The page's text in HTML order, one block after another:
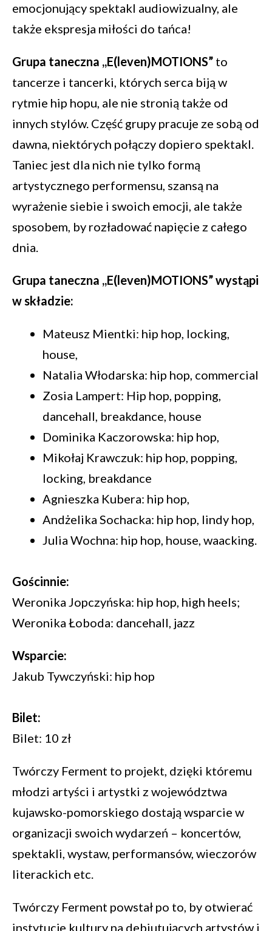
emocjonujący spektakl audiowizualny, ale
także ekspresja miłości do tańca!
Grupa taneczna ,,E(leven)MOTIONS” to
tancerze i tancerki, których serca biją w
rytmie hip hopu, ale nie stronią także od
innych stylów. Część grupy pracuje ze sobą od
dawna, niektórych połączy dopiero spektakl.
Taniec jest dla nich nie tylko formą
artystycznego performensu, szansą na
wyrażenie siebie i swoich emocji, ale także
sposobem, by rozładować napięcie z całego
dnia.
Grupa taneczna ,,E(leven)MOTIONS” wystąpi
w składzie:
Mateusz Mientki: hip hop, locking,
house,
Natalia Włodarska: hip hop, commercial
Zosia Lampert: Hip hop, popping,
dancehall, breakdance, house
Dominika Kaczorowska: hip hop,
Mikołaj Krawczuk: hip hop, popping,
locking, breakdance
Agnieszka Kubera: hip hop,
Andżelika Sochacka: hip hop, lindy hop,
Julia Wochna: hip hop, house, waacking.
Gościnnie:
Weronika Jopczyńska: hip hop, high heels;
Weronika Łoboda: dancehall, jazz
Wsparcie:
Jakub Tywczyński: hip hop
Bilet:
Bilet: 10 zł
Twórczy Ferment to projekt, dzięki któremu
młodzi artyści i artystki z województwa
kujawsko-pomorskiego dostają wsparcie w
organizacji swoich wydarzeń – koncertów,
spektakli, wystaw, performansów, wieczorów
literackich etc.
Twórczy Ferment powstał po to, by otwierać
instytucje kultury na debiutujących artystów i